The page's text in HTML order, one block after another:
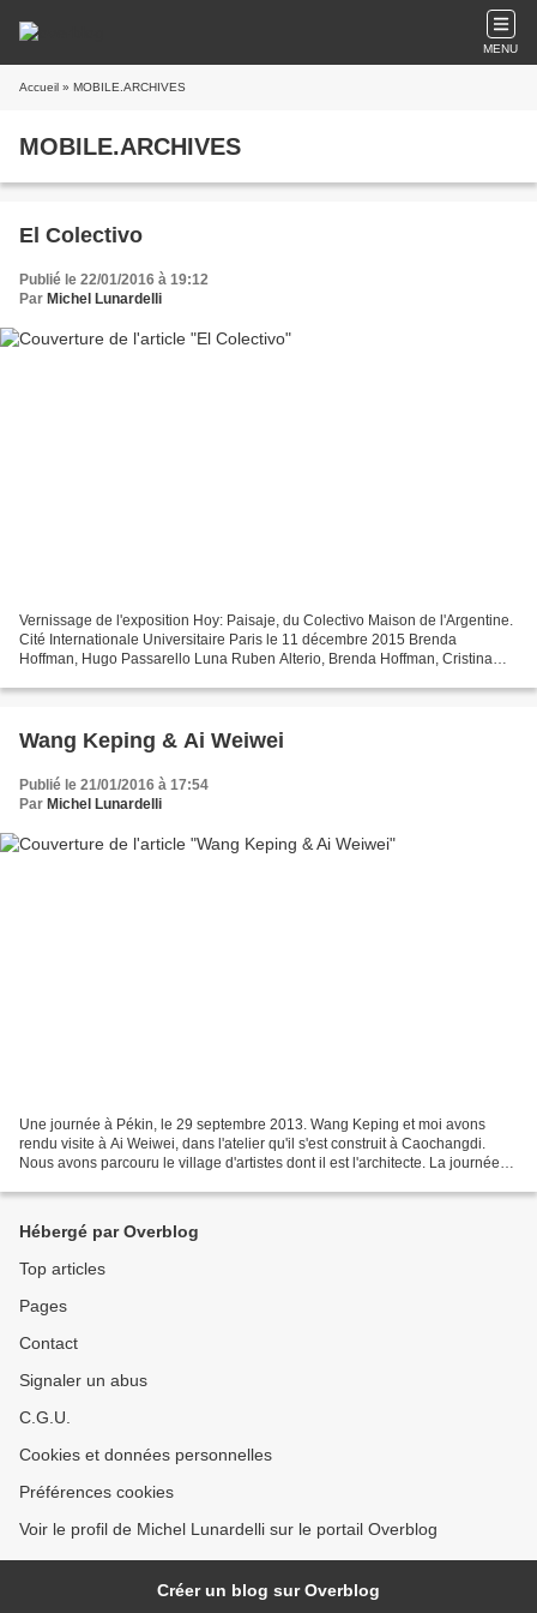
MENU
Accueil » MOBILE.ARCHIVES
MOBILE.ARCHIVES
El Colectivo
Publié le 22/01/2016 à 19:12
Par Michel Lunardelli
Vernissage de l'exposition Hoy: Paisaje, du Colectivo Maison de l'Argentine.
Cité Internationale Universitaire Paris le 11 décembre 2015 Brenda
Hoffman, Hugo Passarello Luna Ruben Alterio, Brenda Hoffman, Cristina
Wang Keping & Ai Weiwei
Publié le 21/01/2016 à 17:54
Par Michel Lunardelli
Une journée à Pékin, le 29 septembre 2013. Wang Keping et moi avons
rendu visite à Ai Weiwei, dans l'atelier qu'il s'est construit à Caochangdi.
Nous avons parcouru le village d'artistes dont il est l'architecte. La journée
Hébergé par Overblog
Top articles
Pages
Contact
Signaler un abus
C.G.U.
Cookies et données personnelles
Préférences cookies
Voir le profil de Michel Lunardelli sur le portail Overblog
Créer un blog sur Overblog